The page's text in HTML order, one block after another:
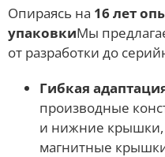
Опираясь на 16 лет
упаковкиМы
от разработки до
Гибкая
производные
и нижние крышки,
магнитные